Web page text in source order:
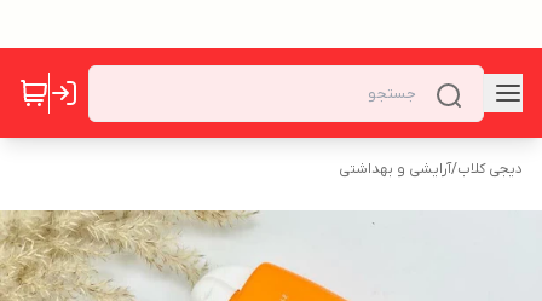
دیجی کلاب/آرایشی و بهداشتی